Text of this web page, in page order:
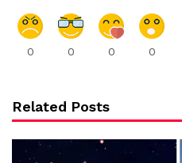
0 0 0 0
Related Posts